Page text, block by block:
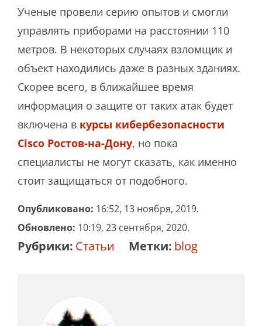
Ученые провели серию опытов и смогли
управлять приборами на расстоянии 110
метров. В некоторых случаях взломщик и
объект находились даже в разных зданиях.
Скорее всего, в ближайшее время
информация о защите от таких атак будет
включена в курсы кибербезопасности
Cisco Ростов-на-Дону, но пока
специалисты не могут сказать, как именно
стоит защищаться от подобного.
Опубликовано: 16:52, 13 ноября, 2019.
Обновлено: 10:19, 23 сентября, 2020.
Рубрики: Статьи Метки: blog